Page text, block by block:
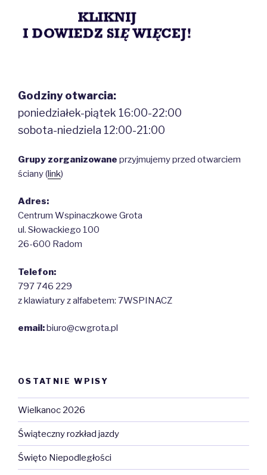
Godziny otwarcia:
poniedziałek-piątek 16:00-22:00
sobota-niedziela 12:00-21:00
Grupy zorganizowane przyjmujemy przed otwarciem
ściany (link)
Adres:
Centrum Wspinaczkowe Grota
ul. Słowackiego 100
26-600 Radom
Telefon:
797 746 229
z klawiatury z alfabetem: 7WSPINACZ
email: biuro@cwgrota.pl
OSTATNIE WPISY
Wielkanoc 2026
Świąteczny rozkład jazdy
Święto Niepodległości